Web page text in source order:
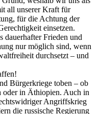
all unserer Kraft für
für die Achtung der
einsetzen.
dauerhafter Frieden und
nur möglich sind, wenn
durchsetzt – und
Bürgerkriege toben – ob
oder in Äthiopien. Auch in
Angriffskrieg
die russische Regierung